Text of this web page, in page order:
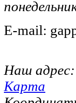
E-mail:
Наш адрес:
Карта